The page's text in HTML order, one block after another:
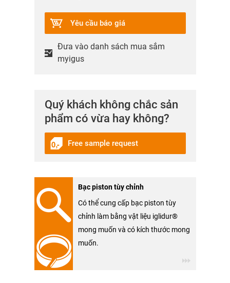
Yêu cầu báo giá
Đưa vào danh sách mua sắm
myigus
Quý khách không chắc sản
phẩm có vừa hay không?
Free sample request
Bạc piston tùy chỉnh
Có thể cung cấp bạc piston tùy
chỉnh làm bằng vật liệu iglidur®
mong muốn và có kích thước mong
muốn.